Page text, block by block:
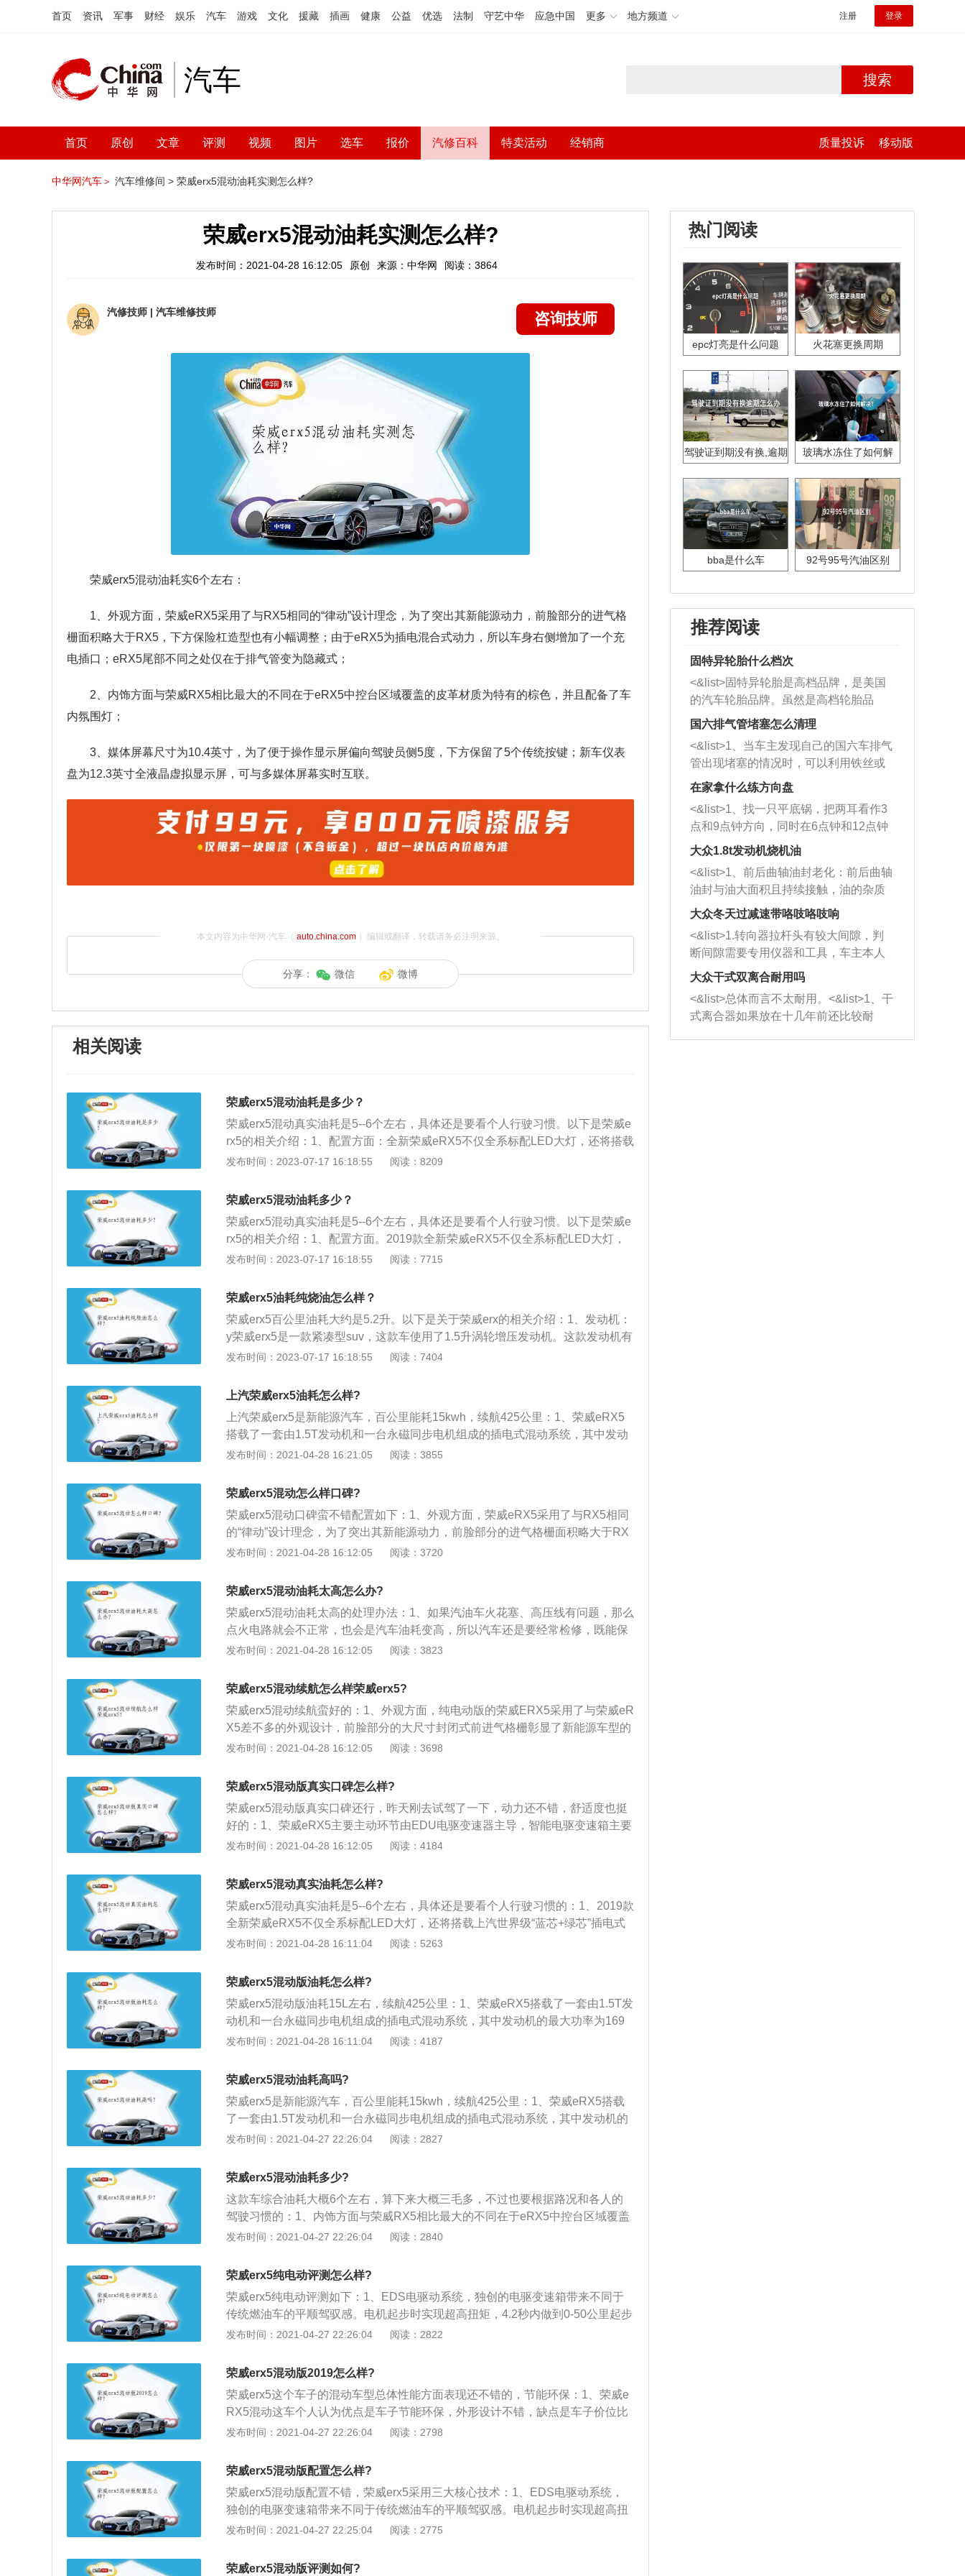
首页 资讯 军事 财经 娱乐 汽车 游戏 文化 援藏 插画 健康 公益 优选 法制 守艺中华 应急中国 更多 地方频道 注册 登录
汽车 搜索
首页 原创 文章 评测 视频 图片 选车 报价 汽修百科 特卖活动 经销商 质量投诉 移动版
中华网汽车＞ 汽车维修间 > 荣威erx5混动油耗实测怎么样?
荣威erx5混动油耗实测怎么样?
发布时间：2021-04-28 16:12:05 原创 来源：中华网 阅读：3864
汽修技师 | 汽车维修技师 咨询技师
荣威erx5混动油耗实6个左右：
1、外观方面，荣威eRX5采用了与RX5相同的“律动”设计理念，为了突出其新能源动力，前脸部分的进气格
栅面积略大于RX5，下方保险杠造型也有小幅调整；由于eRX5为插电混合式动力，所以车身右侧增加了一个充
电插口；eRX5尾部不同之处仅在于排气管变为隐藏式；
2、内饰方面与荣威RX5相比最大的不同在于eRX5中控台区域覆盖的皮革材质为特有的棕色，并且配备了车
内氛围灯；
3、媒体屏幕尺寸为10.4英寸，为了便于操作显示屏偏向驾驶员侧5度，下方保留了5个传统按键；新车仪表
盘为12.3英寸全液晶虚拟显示屏，可与多媒体屏幕实时互联。
本文内容为中华网·汽车（ auto.china.com）编辑或翻译，转载请务必注明来源。
分享： 微信 微博
相关阅读
荣威erx5混动油耗是多少？
荣威erx5混动真实油耗是5--6个左右，具体还是要看个人行驶习惯。以下是荣威e
rx5的相关介绍：1、配置方面：全新荣威eRX5不仅全系标配LED大灯，还将搭载
上汽世界级“蓝芯+绿芯”插电式混合动力系统，满足国六排放标准，并实现1.5L\/1
证标准研发制造，并达到了防尘防水民用最高级别IP67防护等级。同时，全新荣
威eRX5作出了“8年或15万公里三电质保”的承诺。
发布时间：2023-07-17 16:18:55 阅读：8209
荣威erx5混动油耗多少？
荣威erx5混动真实油耗是5--6个左右，具体还是要看个人行驶习惯。以下是荣威e
rx5的相关介绍：1、配置方面。2019款全新荣威eRX5不仅全系标配LED大灯，
还将搭载上汽世界级“蓝芯+绿芯”插电式混合动力系统，满足国六排放标准，并实
0安全认证标准研发制造，并达到了防尘防水民用最高级别IP67防护等级。同
时，全新荣威eRX5作出了“8年或15万公里三电质保”的承诺。
发布时间：2023-07-17 16:18:55 阅读：7715
荣威erx5油耗纯烧油怎么样？
荣威erx5百公里油耗大约是5.2升。以下是关于荣威erx的相关介绍：1、发动机：
y荣威erx5是一款紧凑型suv，这款车使用了1.5升涡轮增压发动机。这款发动机有
162马力和250牛米的最大扭矩，这款发动机能在5500转每分钟时输出最大功
术，并且使用了铝合金缸盖缸体。2、电池配置：这款车使用了三元锂电池，大
部分纯电动汽车和插电混动汽车都在使用三元锂电池。三元锂电池的能量密度
高，重量轻，这种电池是非常适合家用汽车。
发布时间：2023-07-17 16:18:55 阅读：7404
上汽荣威erx5油耗怎么样?
上汽荣威erx5是新能源汽车，百公里能耗15kwh，续航425公里：1、荣威eRX5
搭载了一套由1.5T发动机和一台永磁同步电机组成的插电式混动系统，其中发动
机的最大功率为169马力，峰值扭矩为250牛·米；2、综合下来，整套动力系统的
模式下的续航里程为60km，综合最大续航里程为650km。
发布时间：2021-04-28 16:21:05 阅读：3855
荣威erx5混动怎么样口碑?
荣威erx5混动口碑蛮不错配置如下：1、外观方面，荣威eRX5采用了与RX5相同
的“律动”设计理念，为了突出其新能源动力，前脸部分的进气格栅面积略大于RX
5，下方保险杠造型也有小幅调整；2、由于eRX5为插电混合式动力，所以车身
饰方面与荣威RX5相比最大的不同在于eRX5中控台区域覆盖的皮革材质为特有
的棕色，并且配备了车内氛围灯；4、多媒体屏幕尺寸为10.4英寸，为了便于操作
显示屏偏向驾驶员侧5度，下方保留了5个传统按键；新车仪表盘为12.3英寸全液
晶虚拟显示屏，可与多媒体屏幕实时互联。
发布时间：2021-04-28 16:12:05 阅读：3720
荣威erx5混动油耗太高怎么办?
荣威erx5混动油耗太高的处理办法：1、如果汽油车火花塞、高压线有问题，那么
点火电路就会不正常，也会是汽车油耗变高，所以汽车还是要经常检修，既能保
证行车安全，又能解决油耗高的问题；2、汽车油路不畅，积碳堵塞，使用燃油
胎磨损严重时，就会经常出现打滑现象，增加耗油量；4、夏季高温空气湿度大
季节性产生油耗高。行驶速度快，汽车负载重，会使油耗偏高。
发布时间：2021-04-28 16:12:05 阅读：3823
荣威erx5混动续航怎么样荣威erx5?
荣威erx5混动续航蛮好的：1、外观方面，纯电动版的荣威ERX5采用了与荣威eR
X5差不多的外观设计，前脸部分的大尺寸封闭式前进气格栅彰显了新能源车型的
身份。车尾部分的造型设计也与荣威eRX5相接近，但作为一款纯电动车型，新
格，车内配备了10.4寸的中控屏幕和液晶仪表盘，超大的中控屏幕不仅视觉效果
十分炫酷，同时也提升了车辆的科技感。配置方面，拥有语音控制、定速巡航、
空气净化器等实用功能，其超大尺寸的天窗也令人非常满意；3、动力方面，荣
威ERX5搭载了一台永磁同步电机，最大功率为85千瓦，最大马力为116匹，峰值
扭矩可达255牛·米。官方公布其综合工况续航里程可达320km，等速最大续航里
发布时间：2021-04-28 16:12:05 阅读：3698
荣威erx5混动版真实口碑怎么样?
荣威erx5混动版真实口碑还行，昨天刚去试驾了一下，动力还不错，舒适度也挺
好的：1、荣威eRX5主要主动环节由EDU电驱变速器主导，智能电驱变速箱主要
由ISG电机及旋变、两挡齿轮、TM电机及旋变组成；2、在发动机侧旁的ISG电机
调整发动机输出功率；3、EDU智能电驱变速可以自行控制来自电机与发动机动
力源的切换，可根据整车的工况，通过换挡控制；4、使各动力源始终处于最佳
工况，从而实现车辆的低油耗和低废气排放，克服同类车型平顺驾驶与线性加速
无法兼顾的问题。
发布时间：2021-04-28 16:12:05 阅读：4184
荣威erx5混动真实油耗怎么样?
荣威erx5混动真实油耗是5--6个左右，具体还是要看个人行驶习惯的：1、2019款
全新荣威eRX5不仅全系标配LED大灯，还将搭载上汽世界级“蓝芯+绿芯”插电式
混合动力系统，满足国六排放标准，并实现1.5L\/100km超低油耗；2、其中，以
荣获2017年国家科学技术进步奖二等奖；3、车辆电池在开发之初就严格按照UL
2580安全认证标准研发制造，并达到了防尘防水民用最高级别IP67防护等级。同
时，全新荣威eRX5作出了“8年或15万公里三电质保”的承诺。
发布时间：2021-04-28 16:11:04 阅读：5263
荣威erx5混动版油耗怎么样?
荣威erx5混动版油耗15L左右，续航425公里：1、荣威eRX5搭载了一套由1.5T发
动机和一台永磁同步电机组成的插电式混动系统，其中发动机的最大功率为169
马力，峰值扭矩为250牛·米；2、综合下来，整套动力系统的峰值扭矩可以达到7
为60km，综合最大续航里程为650km。
发布时间：2021-04-28 16:11:04 阅读：4187
荣威erx5混动油耗高吗?
荣威erx5是新能源汽车，百公里能耗15kwh，续航425公里：1、荣威eRX5搭载
了一套由1.5T发动机和一台永磁同步电机组成的插电式混动系统，其中发动机的
最大功率为169马力，峰值扭矩为250牛·米；2、综合下来，整套动力系统的峰值
下的续航里程为60km，综合最大续航里程为650km。
发布时间：2021-04-27 22:26:04 阅读：2827
荣威erx5混动油耗多少?
这款车综合油耗大概6个左右，算下来大概三毛多，不过也要根据路况和各人的
驾驶习惯的：1、内饰方面与荣威RX5相比最大的不同在于eRX5中控台区域覆盖
的皮革材质为特有的棕色，并且配备了车内氛围灯；2、多媒体屏幕尺寸为10.4英
盘为12.3英寸全液晶虚拟显示屏，可与多媒体屏幕实时互联；3、外观方面，荣威
eRX5采用了与RX5相同的“律动”设计理念，为了突出其新能源动力，前脸部分的
进气格栅面积略大于RX5，下方保险杠造型也有小幅调整；4、由于eRX5为插电
混合式动力，所以车身右侧增加了一个充电插口；eRX5尾部不同之处仅在于排
气管变为隐藏式。
发布时间：2021-04-27 22:26:04 阅读：2840
荣威erx5纯电动评测怎么样?
荣威erx5纯电动评测如下：1、EDS电驱动系统，独创的电驱变速箱带来不同于
传统燃油车的平顺驾驭感。电机起步时实现超高扭矩，4.2秒内做到0-50公里起步
加速度；2、VCU智能高效电控系统，纯电系统的强大脑，可根据驾驶者需求切
高能量密度锂电池，采用CATL高能量密度三元锂电池，电池系统能量密度高于1
30wh\/kg；整套系统具备多重智能均衡控制，确保电池寿命；全工况下电池性能
优异，创新BMS完美解决极端工况需求。
发布时间：2021-04-27 22:26:04 阅读：2822
荣威erx5混动版2019怎么样?
荣威erx5这个车子的混动车型总体性能方面表现还不错的，节能环保：1、荣威e
RX5混动这车个人认为优点是车子节能环保，外形设计不错，缺点是车子价位比
较高，维修保养费用贵；2、荣威ERX5还配备了360°全景影像、FCW前方碰撞
空气净化器更能过滤甲醛、PM2.5等，使得整个座舱安全且环保；3、车型的配置
往往体现着汽车生产厂的技术积累与品牌的特征，对于途观LPHEV和荣威eRX5
混动这两款新能源车型来说，途观LPHEV在配置方面考虑更加周到，具有德系合
资车型的严谨性。
发布时间：2021-04-27 22:26:04 阅读：2798
荣威erx5混动版配置怎么样?
荣威erx5混动版配置不错，荣威erx5采用三大核心技术：1、EDS电驱动系统，
独创的电驱变速箱带来不同于传统燃油车的平顺驾驭感。电机起步时实现超高扭
矩，4.2秒内做到0-50公里起步加速度；2、VCU智能高效电控系统，纯电系统的
顺，兼顾能耗与性能；3、ESS高能量密度锂电池，采用CATL高能量密度三元锂
发布时间：2021-04-27 22:25:04 阅读：2775
荣威erx5混动版评测如何?
热门阅读
epc灯亮是什么问题 火花塞更换周期
驾驶证到期没有换,逾期
玻璃水冻住了如何解
bba是什么车 92号95号汽油区别
推荐阅读
固特异轮胎什么档次
<&list>固特异轮胎是高档品牌，是美国
的汽车轮胎品牌。虽然是高档轮胎品
牌，但是中高低端的轮胎都有生产，这
也是为了更好的开拓市场。
国六排气管堵塞怎么清理
<&list>1、当车主发现自己的国六车排气
管出现堵塞的情况时，可以利用铁丝或
者是细棍，直接将杂物给取出来，如果
堵塞情况比较严重，也可以采取应急措
施。 <&list>2、直接利用木棍将所有的
杂物推到排气管里面的位置处，然后将
三元催化器拆解开，就可以将堵塞的东
西取出来。但如果是因为积碳过多引起
的堵塞，就需要将三元催化器泡在草酸
洗剂对堵塞的情况得到解决，将清洗剂
放在燃油箱中，与燃油混合后，车辆启
动时，就可以和汽油一起进入到燃烧
室，最后形成废气排出，就可以让三元
催化器得到清洗，排气管堵塞的情况就
能够得到解决。
在家拿什么练方向盘
<&list>1、找一只平底锅，把两耳看作3
点和9点钟方向，同时在6点钟和12点钟
方向做一个标记。 <&list>2、双手握住
一圈半的练习，往右同样也要打相同的
圈数。 <&list>3、最后强调要反复练
习，这样就可以形成肌肉记忆，在真实
驾驶车辆时，不需要记忆也能打好方
向。
大众1.8t发动机烧机油
<&list>1、前后曲轴油封老化：前后曲轴
油封与油大面积且持续接触，油的杂质
和发动机内持续温度变化使其密封效果
逐渐减弱，导致渗油或漏油。<&list>2、
活塞间隙过大：积碳会使活塞环与缸体
的间隙扩大，导致机油流入燃烧室中，
造成烧机油。<&list>3、机油粘度。使用
机油粘度过小的话，同样会有烧机油现
象，机油粘度过小具有很好的流动性，
大众冬天过减速带咯吱咯吱响
<&list>1.转向器拉杆头有较大间隙，判
断间隙需要专用仪器和工具，车主本人
无法制作，需要将车辆送到修理厂或4s
店；<&list>2.车辆半轴套管防尘罩破
裂，破裂后会出现漏油现象，使半轴磨
损严重，磨损的半轴容易损坏，产生异
响；<&list>3.稳定器的转向胶套和球头
大众干式双离合耐用吗
<&list>总体而言不太耐用。<&list>1、干
式离合器如果放在十几年前还比较耐